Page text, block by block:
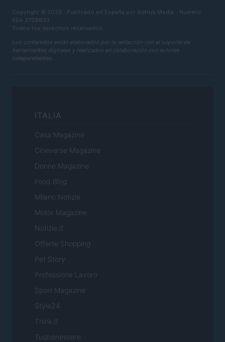
Copyright © 2026 · Publicado en España por AdHub Media - Numero
REA 2729933
Todos los derechos reservados
Los contenidos están elaborados por la redacción con el soporte de
herramientas digitales y realizados en colaboración con autores
independientes.
ITALIA
Casa Magazine
Cineverse Magazine
Donne Magazine
Food Blog
Milano Notizie
Motor Magazine
Notizie.it
Offerte Shopping
Pet Story
Professione Lavoro
Sport Magazine
Style24
Think.it
Tuobenessere